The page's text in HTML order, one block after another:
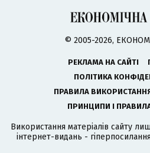
© 2005-2026,
РЕКЛАМА НА САЙТІ
ПОЛІТИКА
ПРАВИЛА
ПРИНЦИПИ І
Використання матеріалів сайту
інтернет-видань -